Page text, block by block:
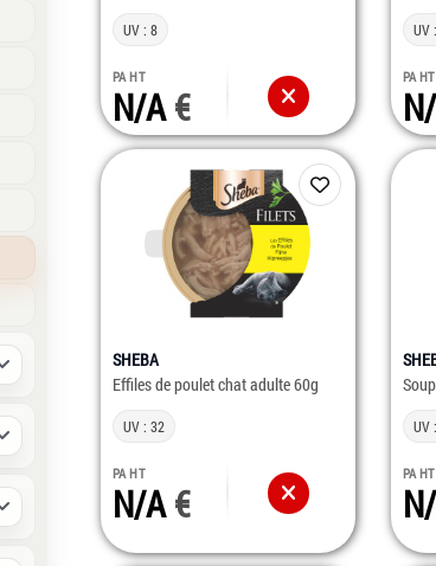
Déplier / Replier
Déplier / Replier
Déplier / Replier
UV : 8
PA HT
N/A
UV
PA HT
SHEBA
Effiles de poulet chat adulte 60g
UV : 32
PA HT
N/A
UV
PA HT